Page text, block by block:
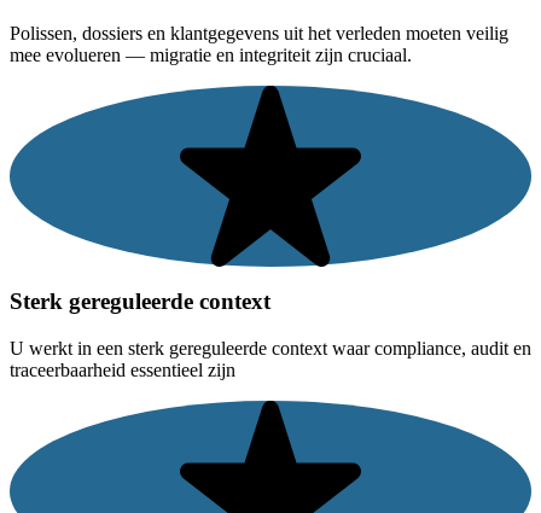
Polissen, dossiers en klantgegevens uit het verleden moeten veilig
mee evolueren — migratie en integriteit zijn cruciaal.
Sterk gereguleerde context
U werkt in een sterk gereguleerde context waar compliance, audit en
traceerbaarheid essentieel zijn